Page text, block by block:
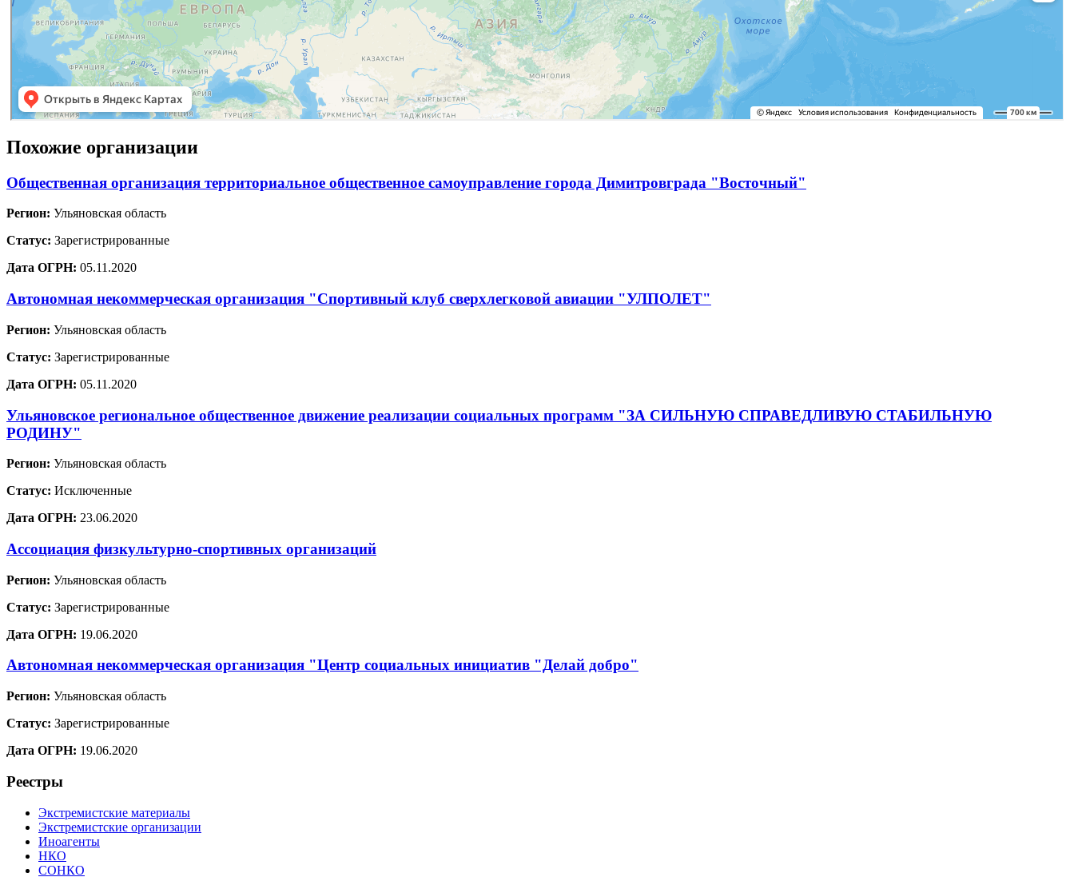
Похожие организации
Общественная организация территориальное общественное самоуправление города Димитровграда "Восточный"
Регион: Ульяновская область
Статус: Зарегистрированные
Дата ОГРН: 05.11.2020
Автономная некоммерческая организация "Спортивный клуб сверхлегковой авиации "УЛПОЛЕТ"
Регион: Ульяновская область
Статус: Зарегистрированные
Дата ОГРН: 05.11.2020
Ульяновское региональное общественное движение реализации социальных программ "ЗА СИЛЬНУЮ СПРАВЕДЛИВУЮ СТАБИЛЬНУЮ
РОДИНУ"
Регион: Ульяновская область
Статус: Исключенные
Дата ОГРН: 23.06.2020
Ассоциация физкультурно-спортивных организаций
Регион: Ульяновская область
Статус: Зарегистрированные
Дата ОГРН: 19.06.2020
Автономная некоммерческая организация "Центр социальных инициатив "Делай добро"
Регион: Ульяновская область
Статус: Зарегистрированные
Дата ОГРН: 19.06.2020
Реестры
Экстремистские материалы
Экстремистские организации
Иноагенты
НКО
СОНКО